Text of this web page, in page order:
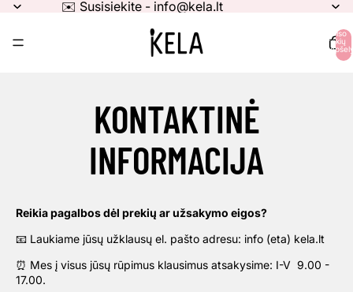
✉️ Susisiekite - info@kela.lt
Iš viso
prekių
KONTAKTINĖ
INFORMACIJA
Reikia pagalbos dėl prekių ar užsakymo eigos?
📧 Laukiame jūsų užklausų el. pašto adresu: info (eta) kela.lt
⏰ Mes į visus jūsų rūpimus klausimus atsakysime: I-V 9.00 -
17.00.